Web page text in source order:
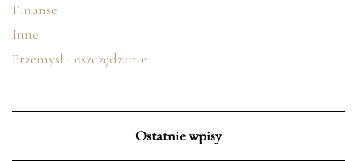
Finanse
Inne
Przemysł i oszczędzanie
Ostatnie wpisy